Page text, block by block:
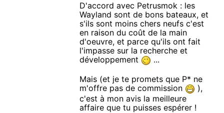
D'accord avec Petrusmok : les
Wayland sont de bons bateaux, et
s'ils sont moins chers neufs c'est
en raison du coût de la main
d'oeuvre, et parce qu'ils ont fait
l'impasse sur la recherche et
développement
...
Mais (et je te promets que P* ne
m'offre pas de commission
),
c'est à mon avis la meilleure
affaire que tu puisses espérer !